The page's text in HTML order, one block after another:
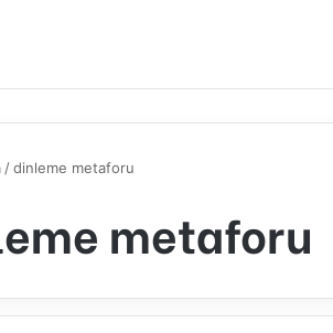
/dinleme metaforu
metaforu